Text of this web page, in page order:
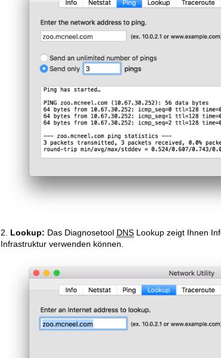
2. Lookup: Das Diagnosetool DNS Lookup zeigt Ihnen
Infrastruktur verwenden können.